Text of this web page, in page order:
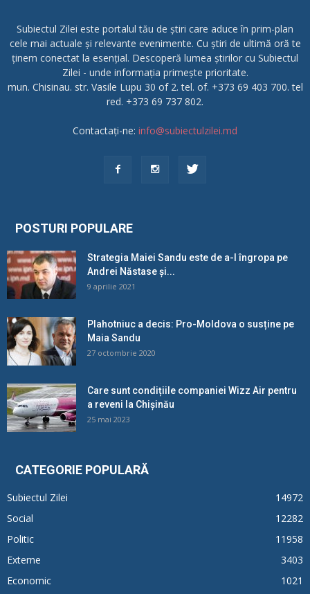
Subiectul Zilei este portalul tău de știri care aduce în prim-plan
cele mai actuale și relevante evenimente. Cu știri de ultimă oră te
ținem conectat la esențial. Descoperă lumea știrilor cu Subiectul
Zilei - unde informația primește prioritate.
mun. Chisinau. str. Vasile Lupu 30 of 2. tel. of. +373 69 403 700. tel
red. +373 69 737 802.
Contactați-ne: info@subiectulzilei.md
POSTURI POPULARE
Strategia Maiei Sandu este de a-l îngropa pe
Andrei Năstase și...
9 aprilie 2021
Plahotniuc a decis: Pro-Moldova o susține pe
Maia Sandu
27 octombrie 2020
Care sunt condițiile companiei Wizz Air pentru
a reveni la Chișinău
25 mai 2023
CATEGORIE POPULARĂ
Subiectul Zilei
14972
Social
12282
Politic
11958
Externe
3403
Economic
1021